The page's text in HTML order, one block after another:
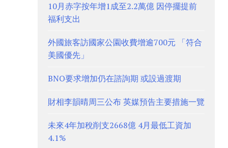
10月赤字按年增1成至2.2萬億 因停擺提前
福利支出
外國旅客訪國家公園收費增逾700元 「符合
美國優先」
BNO要求增加仍在諮詢期 或設過渡期
財相李韻晴周三公布 英媒預告主要措施一覽
未來4年加稅削支2668億 4月最低工資加
4.1%